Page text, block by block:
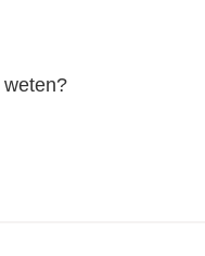
weten?